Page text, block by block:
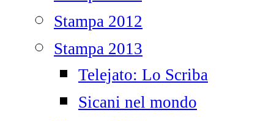
Stampa 2012
Stampa 2013
Telejato: Lo Scriba
Sicani nel mondo